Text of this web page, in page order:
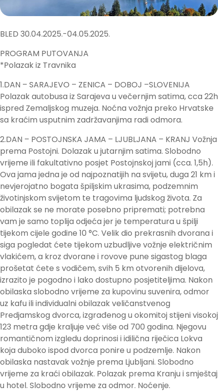
BLED 30.04.2025.-04.05.2025.
PROGRAM PUTOVANJA
*Polazak iz Travnika
1.DAN – SARAJEVO – ZENICA – DOBOJ –SLOVENIJA
Polazak autobusa iz Sarajeva u večernjim satima, cca 22h
ispred Zemaljskog muzeja. Noćna vožnja preko Hrvatske
sa kraćim usputnim zadržavanjima radi odmora.
2.DAN – POSTOJNSKA JAMA – LJUBLJANA – KRANJ Vožnja
prema Postojni. Dolazak u jutarnjim satima. Slobodno
vrijeme ili fakultativno posjet Postojnskoj jami (cca. 1,5h).
Ova jama jedna je od najpoznatijih na svijetu, duga 21 km i
nevjerojatno bogata špiljskim ukrasima, podzemnim
životinjskom svijetom te tragovima ljudskog života. Za
obilazak se ne morate posebno pripremati; potrebna
vam je samo toplija odjeća jer je temperatura u špilji
tijekom cijele godine 10 °C. Velik dio prekrasnih dvorana i
siga pogledat ćete tijekom uzbudljive vožnje električnim
vlakićem, a kroz dvorane i rovove pune sigastog blaga
prošetat ćete s vodičem, svih 5 km otvorenih dijelova,
izrazito je pogodno i lako dostupno posjetiteljima. Nakon
obilaska slobodno vrijeme za kupovinu suvenira, odmor
uz kafu ili individualni obilazak veličanstvenog
Predjamskog dvorca, izgrađenog u okomitoj stijeni visokoj
123 metra gdje kraljuje već više od 700 godina. Njegovu
romantičnom izgledu doprinosi i idilična riječica Lokva
koja duboko ispod dvorca ponire u podzemlje. Nakon
obilaska nastavak vožnje prema Ljubljani. Slobodno
vrijeme za kraći obilazak. Polazak prema Kranju i smještaj
u hotel. Slobodno vrijeme za odmor. Noćenje.